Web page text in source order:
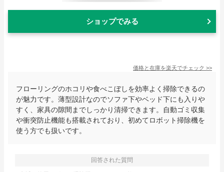
ショップでみる
価格と在庫を楽天でチェック >>
フローリングのホコリや食べこぼしを効率よく掃除できるの
が魅力です。薄型設計なのでソファ下やベッド下にも入りや
すく、家具の隙間までしっかり清掃できます。自動ゴミ収集
や衝突防止機能も搭載されており、初めてロボット掃除機を
使う方でも扱いです。
回答された質問